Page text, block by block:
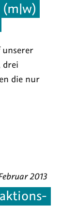
unserer
drei
die nur
2013